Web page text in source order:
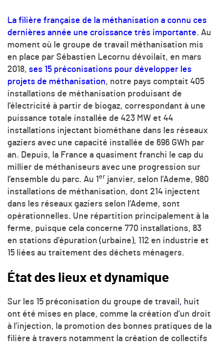
La filière française de la méthanisation a connu ces
dernières année une croissance très importante. Au
moment où le groupe de travail méthanisation mis
en place par Sébastien Lecornu dévoilait, en mars
2018, ses 15 préconisations pour développer les
projets de méthanisation, notre pays comptait 405
installations de méthanisation produisant de
l’électricité à partir de biogaz, correspondant à une
puissance totale installée de 423 MW et 44
installations injectant biométhane dans les réseaux
gaziers avec une capacité installée de 696 GWh par
an. Depuis, la France a quasiment franchi le cap du
millier de méthaniseurs avec une progression sur
l’ensemble du parc. Au 1er janvier, selon l’Ademe, 980
installations de méthanisation, dont 214 injectent
dans les réseaux gaziers selon l’Ademe, sont
opérationnelles. Une répartition principalement à la
ferme, puisque cela concerne 770 installations, 83
en stations d’épuration (urbaine), 112 en industrie et
15 liées au traitement des déchets ménagers.
État des lieux et dynamique
Sur les 15 préconisation du groupe de travail , huit
ont été mises en place, comme la création d’un droit
à l’injection, la promotion des bonnes pratiques de la
filière à travers notamment la création de collectifs